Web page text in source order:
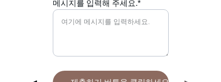
메시지를 입력해 주세요.*